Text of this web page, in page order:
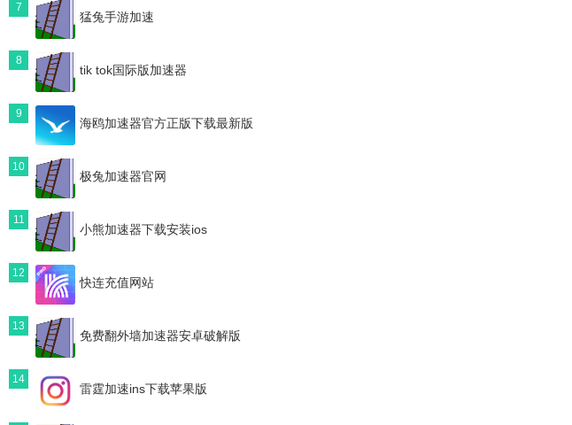
7
猛兔手游加速
8
tik tok国际版加速器
9
海鸥加速器官方正版下载最新版
10
极兔加速器官网
11
小熊加速器下载安装ios
12
快连充值网站
13
免费翻外墙加速器安卓破解版
14
雷霆加速ins下载苹果版